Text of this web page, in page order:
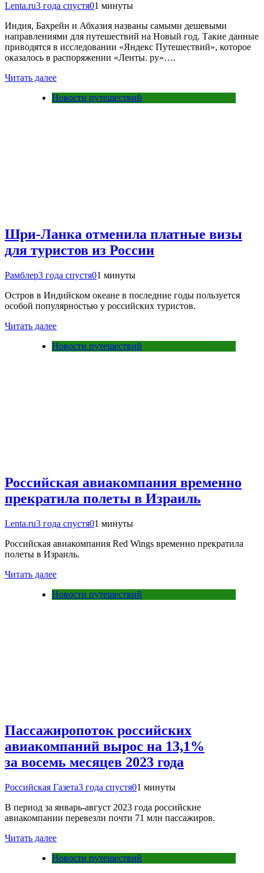
Lenta.ru3 года спустя01 минуты
Индия, Бахрейн и Абхазия названы самыми дешевыми
направлениями для путешествий на Новый год. Такие данные
приводятся в исследовании «Яндекс Путешествий», которое
оказалось в распоряжении «Ленты. ру»….
Читать далее
Новости путешествий
Шри-Ланка отменила платные визы
для туристов из России
Рамблер3 года спустя01 минуты
Остров в Индийском океане в последние годы пользуется
особой популярностью у российских туристов.
Читать далее
Новости путешествий
Российская авиакомпания временно
прекратила полеты в Израиль
Lenta.ru3 года спустя01 минуты
Российская авиакомпания Red Wings временно прекратила
полеты в Израиль.
Читать далее
Новости путешествий
Пассажиропоток российских
авиакомпаний вырос на 13,1%
за восемь месяцев 2023 года
Российская Газета3 года спустя01 минуты
В период за январь-август 2023 года российские
авиакомпании перевезли почти 71 млн пассажиров.
Читать далее
Новости путешествий